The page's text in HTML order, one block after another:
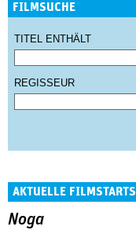
FILMSUCHE
TITEL ENTHÄLT
REGISSEUR
AKTUELLE FILMSTARTS
Noga